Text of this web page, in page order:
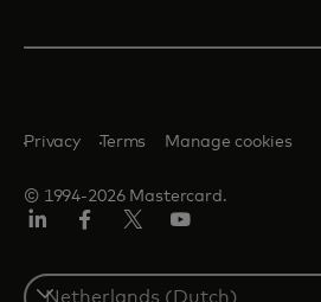
© 1994-2026 Mastercard.
Privacy Terms Manage cookies
Select